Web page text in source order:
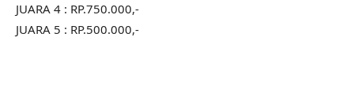
JUARA 4 : RP.750.000,-
JUARA 5 : RP.500.000,-